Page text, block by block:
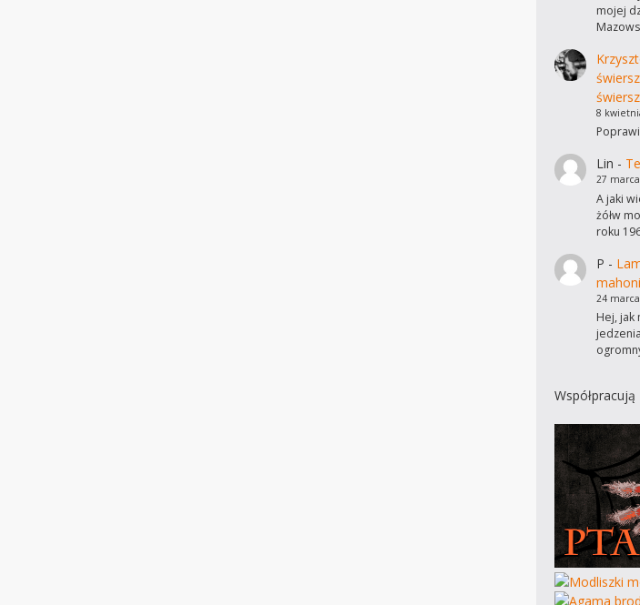
mojej
8
Lin -
27
A jaki
żółw
roku
P -
24
Hej, jak